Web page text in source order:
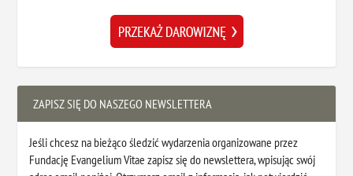
ZAPISZ SIĘ DO NASZEGO NEWSLETTERA
Jeśli chcesz na bieżąco śledzić wydarzenia organizowane przez
Fundację Evangelium Vitae zapisz się do newslettera, wpisując swój